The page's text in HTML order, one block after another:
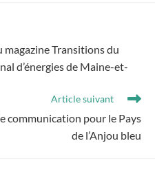
Transitions du
d’énergies de Maine-et-
Article suivant
communication pour le Pays
de l’Anjou bleu